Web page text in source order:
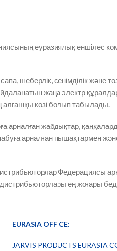
еуразиялық еншілес
сенімділік және
жаңа электр
алғашқы көзі болып табылады.
арналған жабдықтар,
арналған пышақтармен
Федерациясы
ең жоғары
EURASIA OFFICE:
JARVIS PRODUCTS EURASIA